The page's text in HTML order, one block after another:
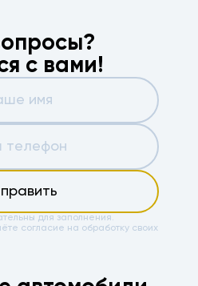
с вами!
для заполнения.
согласие на обработку своих